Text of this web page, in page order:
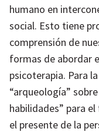
humano en
social. Esto tiene
comprensión de
formas de abordar
psicoterapia. Para
“arqueología”
habilidades” para
el presente de la